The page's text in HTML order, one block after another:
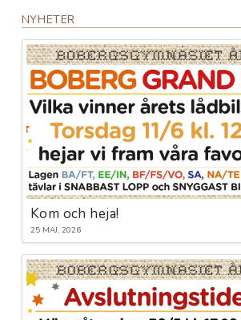
NYHETER
Kom och heja!
25 MAJ, 2026